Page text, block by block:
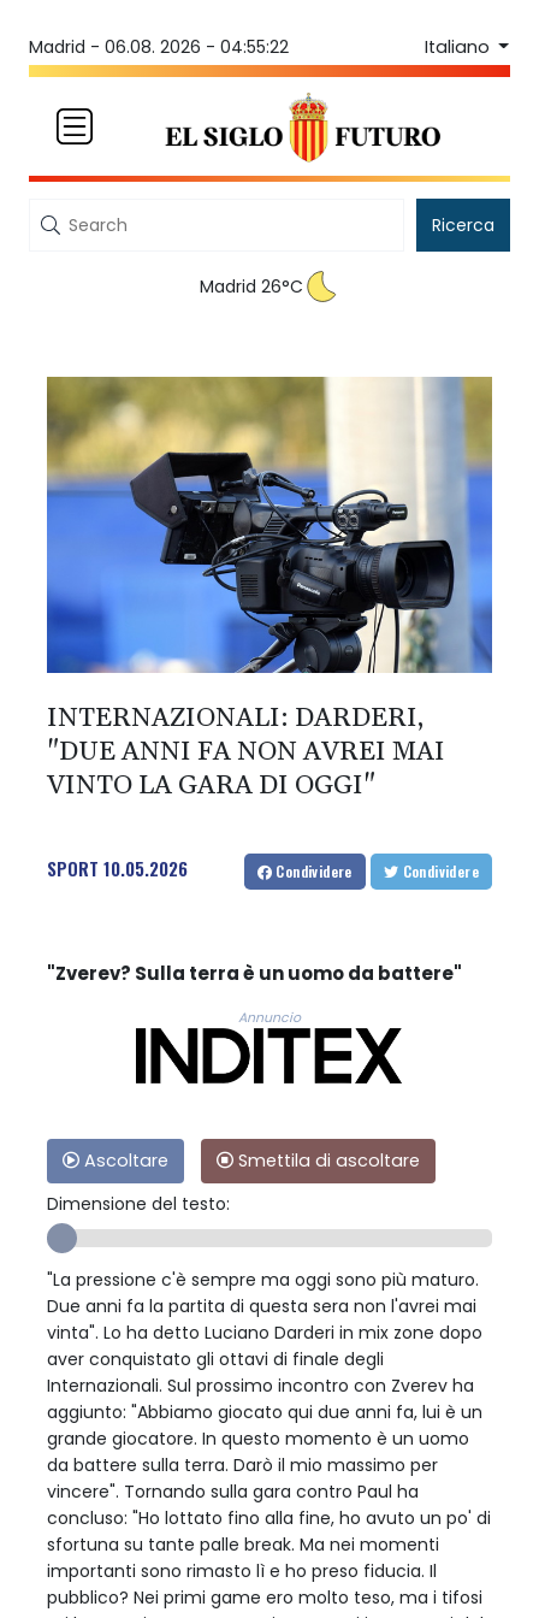
Madrid - 06.08. 2026 - 04:55:22 Italiano
Ricerca
Madrid 26°C
INTERNAZIONALI: DARDERI,
"DUE ANNI FA NON AVREI MAI
VINTO LA GARA DI OGGI"
SPORT 10.05.2026 Condividere Condividere
"Zverev? Sulla terra è un uomo da battere"
Annuncio
Ascoltare
Smettila di ascoltare
Dimensione del testo:
"La pressione c'è sempre ma oggi sono più maturo.
Due anni fa la partita di questa sera non l'avrei mai
vinta". Lo ha detto Luciano Darderi in mix zone dopo
aver conquistato gli ottavi di finale degli
Internazionali. Sul prossimo incontro con Zverev ha
aggiunto: "Abbiamo giocato qui due anni fa, lui è un
grande giocatore. In questo momento è un uomo
da battere sulla terra. Darò il mio massimo per
vincere". Tornando sulla gara contro Paul ha
concluso: "Ho lottato fino alla fine, ho avuto un po' di
sfortuna su tante palle break. Ma nei momenti
importanti sono rimasto lì e ho preso fiducia. Il
pubblico? Nei primi game ero molto teso, ma i tifosi